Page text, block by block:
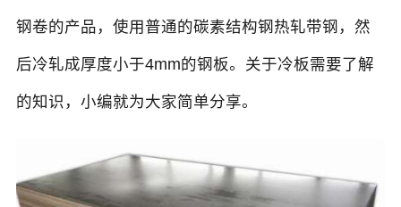
钢卷的产品，使用普通的碳素结构钢热轧带钢，然
后冷轧成厚度小于4mm的钢板。关于冷板需要了解
的知识，小编就为大家简单分享。